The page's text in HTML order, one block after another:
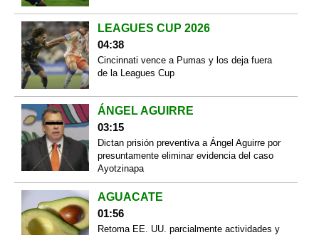
LEAGUES CUP 2026
04:38
Cincinnati vence a Pumas y los deja fuera
de la Leagues Cup
ÁNGEL AGUIRRE
03:15
Dictan prisión preventiva a Ángel Aguirre por
presuntamente eliminar evidencia del caso
Ayotzinapa
AGUACATE
01:56
Retoma EE. UU. parcialmente actividades y